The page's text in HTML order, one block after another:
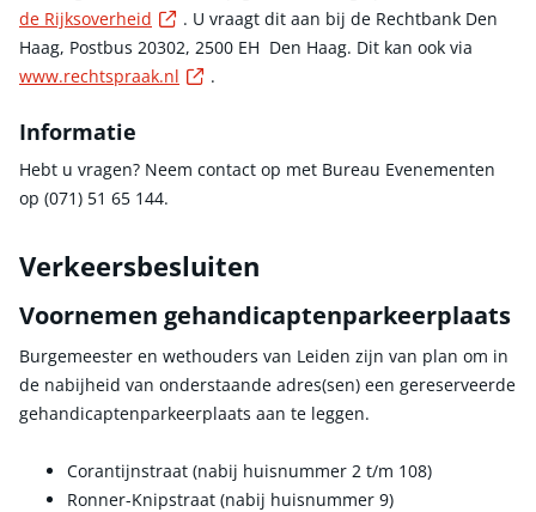
de Rijksoverheid
Externe link
. U vraagt dit aan bij de Rechtbank Den
Haag, Postbus 20302, 2500 EH Den Haag. Dit kan ook via
www.rechtspraak.nl
.
Informatie
Hebt u vragen? Neem contact op met Bureau Evenementen
op (071) 51 65 144.
Verkeersbesluiten
Voornemen gehandicaptenparkeerplaats
Burgemeester en wethouders van Leiden zijn van plan om in
de nabijheid van onderstaande adres(sen) een gereserveerde
gehandicaptenparkeerplaats aan te leggen.
Corantijnstraat (nabij huisnummer 2 t/m 108)
Ronner-Knipstraat (nabij huisnummer 9)